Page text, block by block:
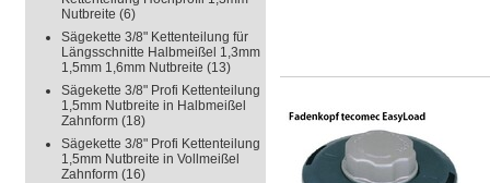
Nutbreite (6)
Sägekette 3/8" Kettenteilung für
Längsschnitte Halbmeißel 1,3mm
1,5mm 1,6mm Nutbreite (13)
Sägekette 3/8" Profi Kettenteilung
1,5mm Nutbreite in Halbmeißel
Zahnform (18)
Sägekette 3/8" Profi Kettenteilung
1,5mm Nutbreite in Vollmeißel
Zahnform (16)